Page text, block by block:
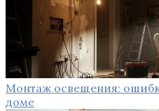
Монтаж освещения:
доме